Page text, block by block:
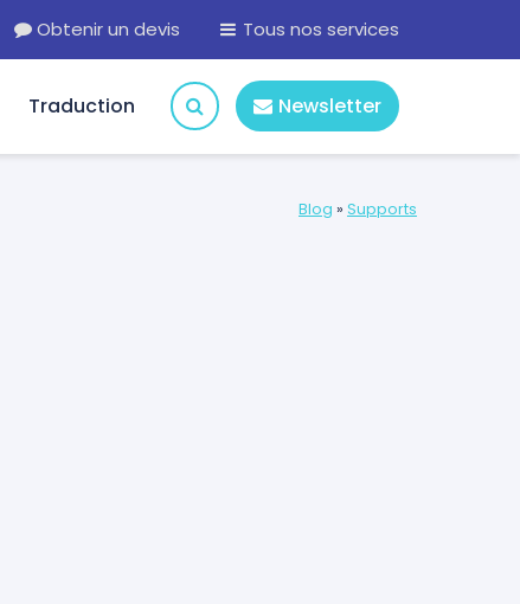
Obtenir un devis Tous nos services
Traduction Newsletter
Blog » Supports